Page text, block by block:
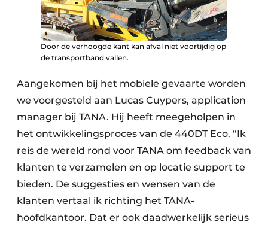
Glasrecyclage
Houtafval
Medisch afval
Metaalrecyclage
Papierafval
Textielrecyclage
Door de verhoogde kant kan afval niet voortijdig op
de transportband vallen.
Aangekomen bij het mobiele gevaarte worden
we voorgesteld aan Lucas Cuypers, application
manager bij TANA. Hij heeft meegeholpen in
het ontwikkelingsproces van de 440DT Eco. “Ik
reis de wereld rond voor TANA om feedback van
klanten te verzamelen en op locatie support te
bieden. De suggesties en wensen van de
klanten vertaal ik richting het TANA-
hoofdkantoor. Dat er ook daadwerkelijk serieus